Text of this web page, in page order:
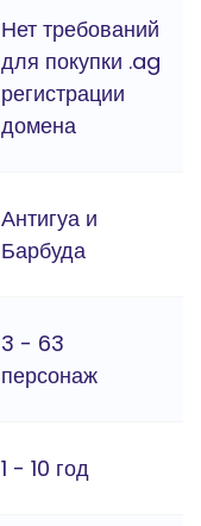
Нет требований
для покупки .ag
регистрации
домена
Антигуа и
Барбуда
3 - 63
персонаж
1 - 10 год